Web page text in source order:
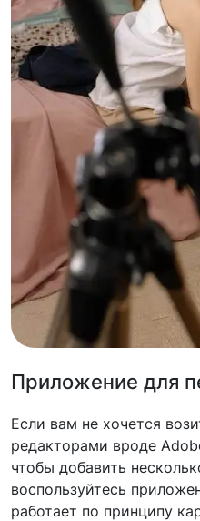
Приложение для
Если вам не хочется
редакторами вроде
чтобы добавить
воспользуйтесь
работает по принципу